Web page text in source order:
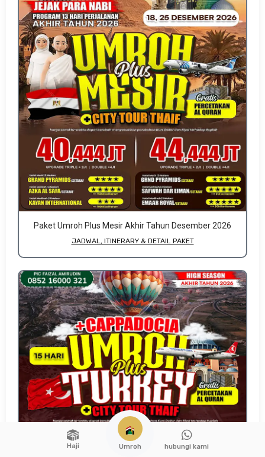
Paket Umroh Plus Mesir Akhir Tahun Desember 2026
JADWAL, ITINERARY & DETAIL PAKET
Haji Umroh hubungi kami